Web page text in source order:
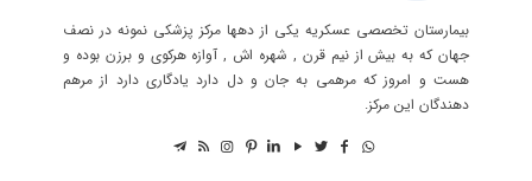
بیمارستان تخصصی عسکریه یکی از دهها مرکز پزشکی نمونه در نصف
جهان که به بیش از نیم قرن , شهره اش , آوازه هرکوی و برزن بوده و
هست و امروز که مرهمی به جان و دل دارد یادگاری دارد از مرهم
دهندگان این مرکز.